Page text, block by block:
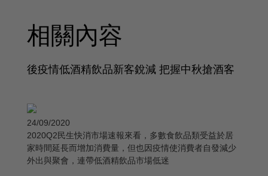
相關內容
後疫情低酒精飲品新客銳減 把握中秋搶酒客
24/09/2020
2020Q2民生快消市場速報來看，多數食飲品類受益於居
家時間延長而增加消費量，但也因疫情使消費者自發減少
外出與聚會，連帶低酒精飲品市場低迷